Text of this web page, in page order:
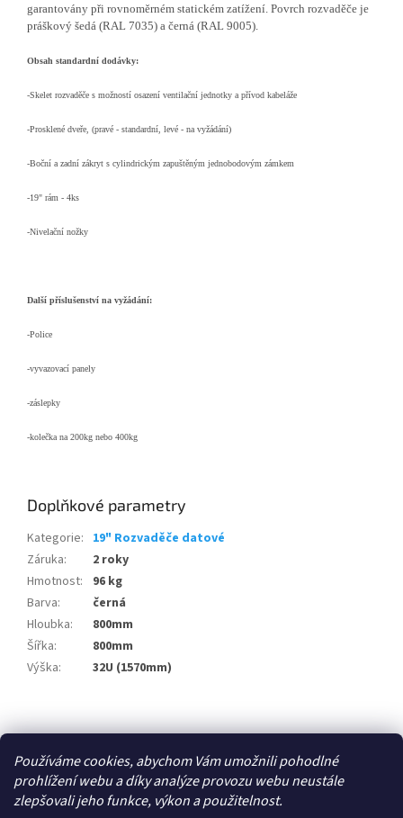
Používáme cookies, abychom Vám umožnili pohodlné
prohlížení webu a díky analýze provozu webu neustále
zlepšovali jeho funkce, výkon a použitelnost.
garantovány při rovnoměrném statickém zatížení. Povrch rozvaděče je
práškový šedá (RAL 7035) a černá (RAL 9005).
Obsah standardní dodávky:
-Skelet rozvaděče s možností osazení ventilační jednotky a přívod kabeláže
-Prosklené dveře, (pravé - standardní, levé - na vyžádání)
-Boční a zadní zákryt s cylindrickým zapuštěným jednobodovým zámkem
-19" rám - 4ks
-Nivelační nožky
Další příslušenství na vyžádání:
-Police
-vyvazovací panely
-záslepky
-kolečka na 200kg nebo 400kg
Doplňkové parametry
Kategorie: 19" Rozvaděče datové
Záruka:
2 roky
Hmotnost:
96 kg
Barva:
černá
Hloubka:
800mm
Šířka:
800mm
Výška: 32U (1570mm)
á